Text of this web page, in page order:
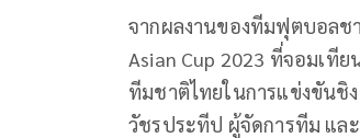
จากผลงานของทีมฟุตบอลช
Asian Cup 2023 ที่จอมเที
ทีมชาติไทยในการแข่งขันชิ
วัชรประทีป ผู้จัดการทีม แล